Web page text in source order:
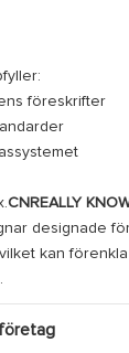
föreskrifter
CNREALLY
designade
kan förenkla